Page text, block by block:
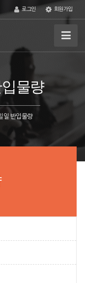
로그인 회원가입
물량
일 반입물량